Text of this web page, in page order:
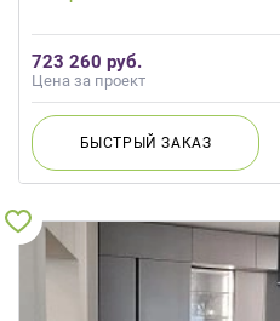
723 260 руб.
Цена за проект
БЫСТРЫЙЗАКАЗ